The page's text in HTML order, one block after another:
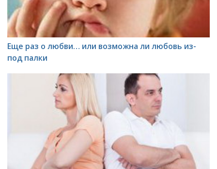
Еще раз о любви… или возможна ли любовь из-
под палки